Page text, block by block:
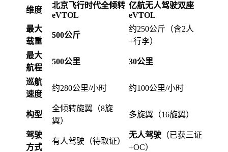
维度
北京飞行时代全倾转
eVTOL
亿航无人驾驶双座
eVTOL
最大
载重
500公斤
约250公斤（含2人
+行李）
最大
航程
500公里 30公里
巡航
速度
约280公里/小时 约100公里/小时
构型
全倾转旋翼（8旋
翼）
多旋翼（16旋翼）
驾驶
方式
有人驾驶（待取证）
无人驾驶 （已获三证
+OC）